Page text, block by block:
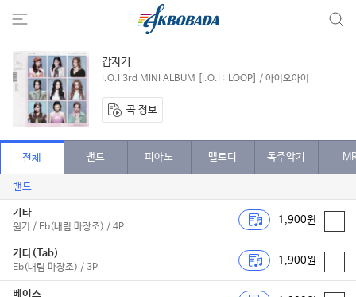
갑자기
I.O.I 3rd MINI ALBUM [I.O.I : LOOP] / 아이오아이
곡 정보
전체 밴드 피아노 멜로디 독주악기
밴드
기타
원키 / Eb(내림 마장조) / 4P
1,900원
기타(Tab)
Eb(내림 마장조) / 3P
1,900원
베이스